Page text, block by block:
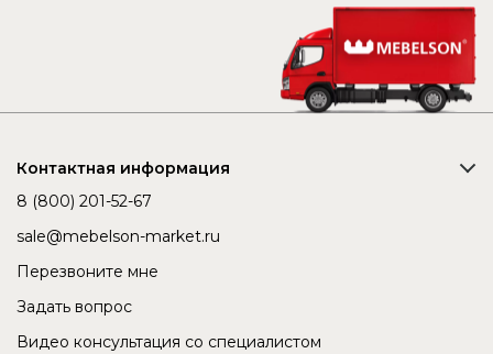
Контактная информация
8 (800) 201-52-67
sale@mebelson-market.ru
Перезвоните мне
Задать вопрос
Видео консультация со специалистом